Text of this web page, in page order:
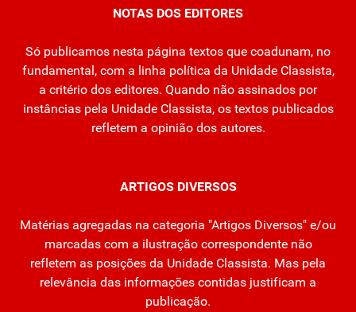
NOTAS DOS EDITORES
Só publicamos nesta página textos que coadunam, no
fundamental, com a linha política da Unidade Classista,
a critério dos editores. Quando não assinados por
instâncias pela Unidade Classista, os textos publicados
refletem a opinião dos autores.
ARTIGOS DIVERSOS
Matérias agregadas na categoria "Artigos Diversos" e/ou
marcadas com a ilustração correspondente não
refletem as posições da Unidade Classista. Mas pela
relevância das informações contidas justificam a
publicação.